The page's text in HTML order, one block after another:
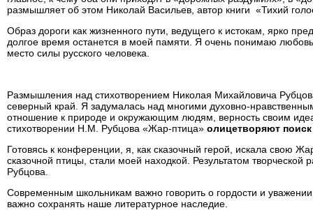
размышляет об этом Николай Васильев, автор книги «Тихий
Образ дороги как жизненного пути, ведущего к истокам, ярко
долгое время останется в моей памяти. Я очень понимаю
место силы русского человека.
Размышления над стихотворением Николая Михайловича
северный край. Я задумалась над многими духовно-
отношение к природе и окружающим людям, верность своим
стихотворении Н.М. Рубцова «Жар-птица» олицетворяют
Готовясь к конференции, я, как сказочный герой, искала свою
сказочной птицы, стали моей находкой. Результатом
Рубцова.
Современным школьникам важно говорить о гордости и
важно сохранять наше литературное наследие.